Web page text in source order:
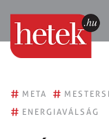
# META #
# ENERGIAVÁLSÁG